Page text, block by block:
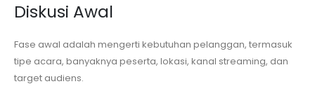
Diskusi Awal
Fase awal adalah mengerti kebutuhan pelanggan, termasuk
tipe acara, banyaknya peserta, lokasi, kanal streaming, dan
target audiens.